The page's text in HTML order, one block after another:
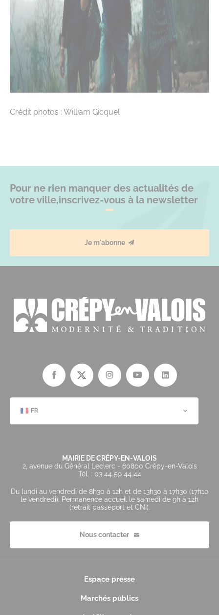
Crédit photos : William Gicquel
Pour ne rien manquer des actualités de
votre ville,inscrivez-vous à la newsletter
Je m'abonne
FR
MAIRIE DE CRÉPY-EN-VALOIS
2, avenue du Général Leclerc - 60800 Crépy-en-Valois
Tél. : 03 44 59 44 44
Du lundi au vendredi de 8h30 à 12h et de 13h30 à 17h30 (17h10
le vendredi). Permanence accueil le samedi de 9h à 12h
(retrait passeport et CNI).
Nous contacter
Espace presse
Marchés publics